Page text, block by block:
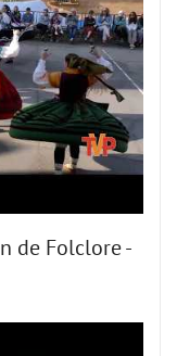
de Folclore -